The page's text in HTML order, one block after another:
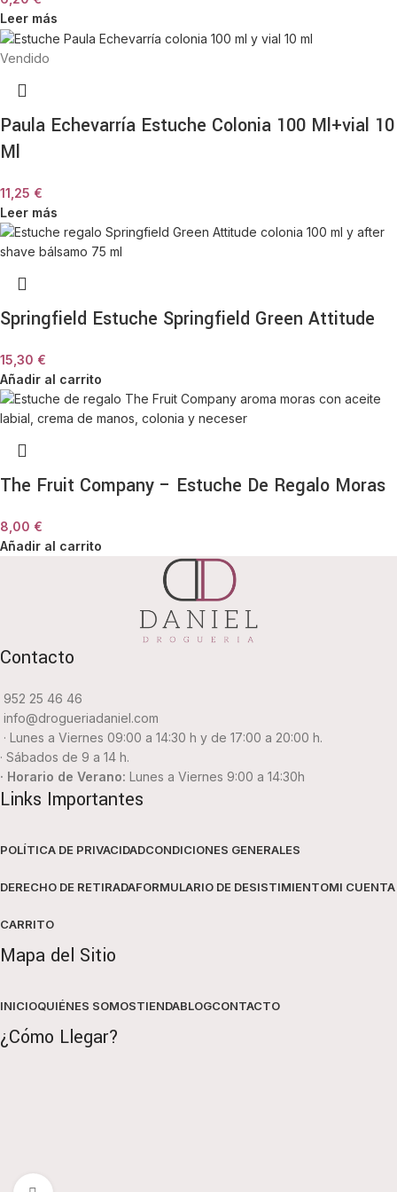
un lugar visible de tu tocador para darle un toque chic a la estancia.
Así conservarás la magia de este ritual de lujo en tu día a día.
ATRIBUTO DETALLE
Tipo
Bronze)
Uso
Contenido
Varios (Ej: Gel de ducha, loción corporal,
sales de baño y esponja)
Leer más
Vendido
Paula Echevarría Estuche Colonia 100 Ml+vial 10
Ml
11,25 €
Leer más
Springfield Estuche Springfield Green Attitude
15,30 €
Añadir al carrito
The Fruit Company – Estuche De Regalo Moras
8,00 €
Añadir al carrito
Contacto
952 25 46 46
info@drogueriadaniel.com
· Lunes a Viernes 09:00 a 14:30 h y de 17:00 a 20:00 h.
· Sábados de 9 a 14 h.
· Horario de Verano: Lunes a Viernes 9:00 a 14:30h
Links Importantes
POLÍTICA DE PRIVACIDADCONDICIONES GENERALES
DERECHO DE RETIRADAFORMULARIO DE DESISTIMIENTOMI CUENTA
CARRITO
Mapa del Sitio
INICIOQUIÉNES SOMOSTIENDABLOGCONTACTO
¿Cómo Llegar?